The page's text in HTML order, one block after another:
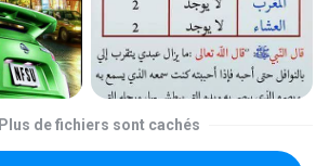
Plus de fichiers sont cachés